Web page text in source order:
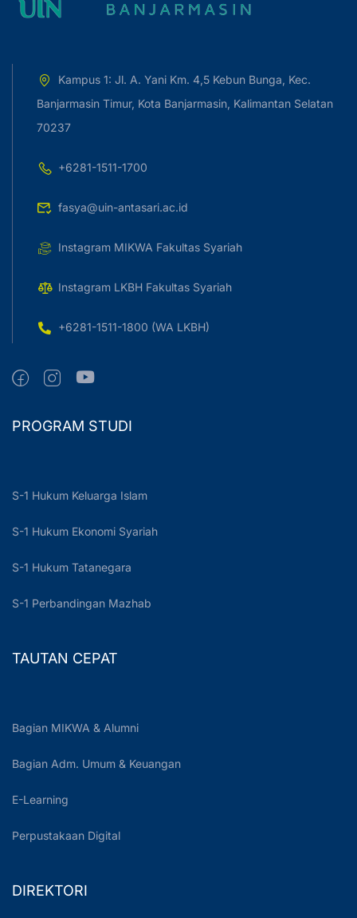
Kampus 1: Jl. A. Yani Km. 4,5 Kebun Bunga, Kec.
Banjarmasin Timur, Kota Banjarmasin, Kalimantan Selatan
70237
+6281-1511-1700
fasya@uin-antasari.ac.id
Instagram MIKWA Fakultas Syariah
Instagram LKBH Fakultas Syariah
+6281-1511-1800 (WA LKBH)
PROGRAM STUDI
S-1 Hukum Keluarga Islam
S-1 Hukum Ekonomi Syariah
S-1 Hukum Tatanegara
S-1 Perbandingan Mazhab
TAUTAN CEPAT
Bagian MIKWA & Alumni
Bagian Adm. Umum & Keuangan
E-Learning
Perpustakaan Digital
DIREKTORI